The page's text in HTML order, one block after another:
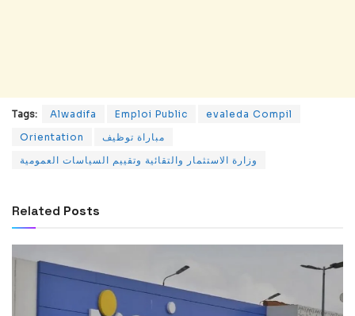
Tags: Alwadifa Emploi Public
evaleda Compil
Orientation
مباراة توظيف
وزارة الاستثمار والتقائية وتقييم السياسات العمومية
Related Posts